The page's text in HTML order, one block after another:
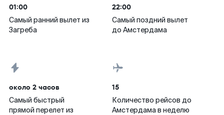
01:00
Самый ранний вылет из
Загреба
22:00
Самый поздний вылет
до Амстердама
около 2 часов
Самый быстрый
прямой перелет из
15
Количество рейсов до
Амстердама в неделю